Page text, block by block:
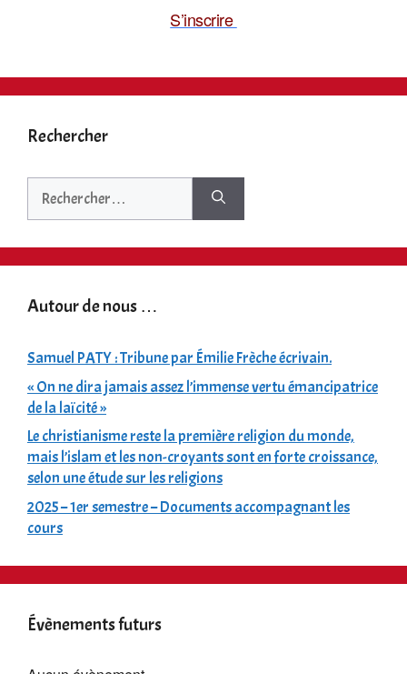
S’inscrire
Rechercher
Rechercher :
Autour de nous …
Samuel PATY : Tribune par Émilie Frèche écrivain.
« On ne dira jamais assez l’immense vertu émancipatrice
de la laïcité »
Le christianisme reste la première religion du monde,
mais l’islam et les non-croyants sont en forte croissance,
selon une étude sur les religions
2025 – 1er semestre – Documents accompagnant les
cours
Évènements futurs